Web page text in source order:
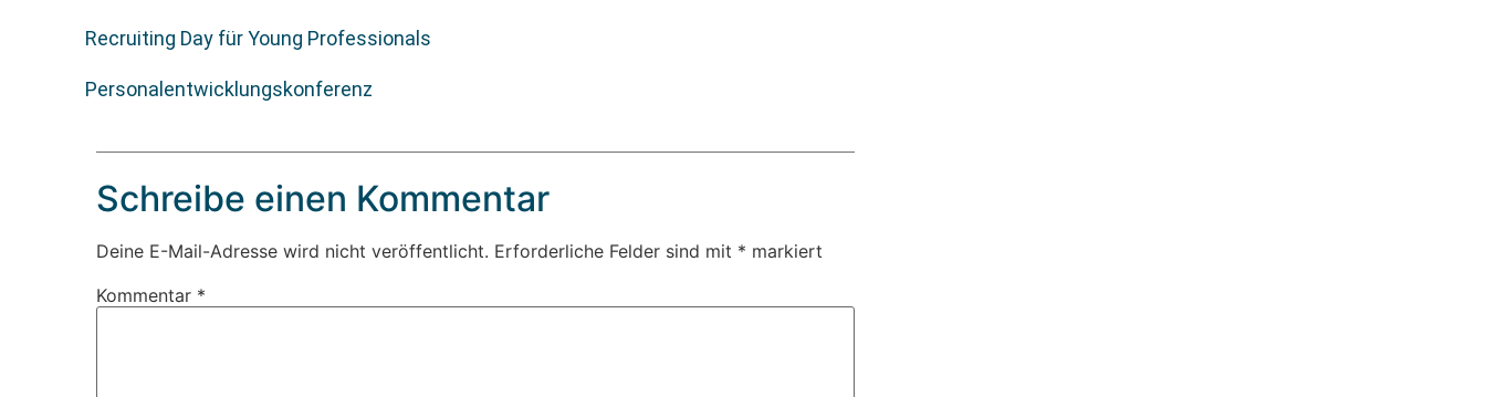
Recruiting Day für Young Professionals
Personalentwicklungskonferenz
Schreibe einen Kommentar
Deine E-Mail-Adresse wird nicht veröffentlicht. Erforderliche Felder sind mit * markiert
Kommentar *